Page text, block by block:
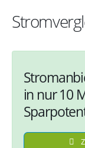
in nur 10